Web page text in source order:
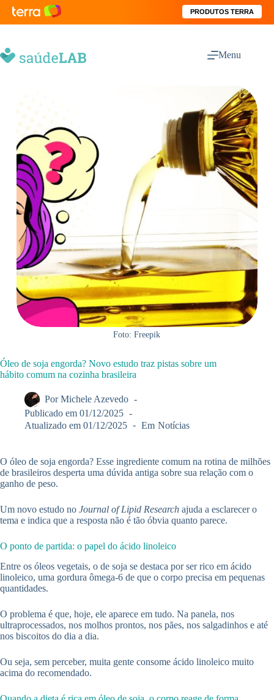
PRODUTOS TERRA
Menu
Foto: Freepik
Óleo de soja engorda? Novo estudo traz pistas sobre um
hábito comum na cozinha brasileira
Por Michele Azevedo
Publicado em 01/12/2025
Atualizado em 01/12/2025 Em Notícias
O óleo de soja engorda? Esse ingrediente comum na rotina de milhões
de brasileiros desperta uma dúvida antiga sobre sua relação com o
ganho de peso.
Um novo estudo no Journal of Lipid Research ajuda a esclarecer o
tema e indica que a resposta não é tão óbvia quanto parece.
O ponto de partida: o papel do ácido linoleico
Entre os óleos vegetais, o de soja se destaca por ser rico em ácido
linoleico, uma gordura ômega-6 de que o corpo precisa em pequenas
quantidades.
O problema é que, hoje, ele aparece em tudo. Na panela, nos
ultraprocessados, nos molhos prontos, nos pães, nos salgadinhos e até
nos biscoitos do dia a dia.
Ou seja, sem perceber, muita gente consome ácido linoleico muito
acima do recomendado.